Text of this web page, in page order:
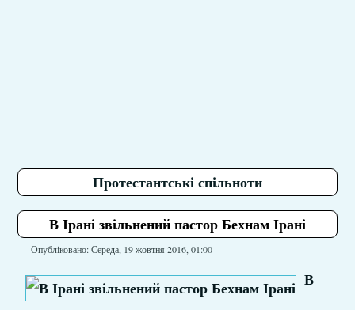
Протестантські спільноти
В Ірані звільнений пастор Бехнам Ірані
Опубліковано: Середа, 19 жовтня 2016, 01:00
В